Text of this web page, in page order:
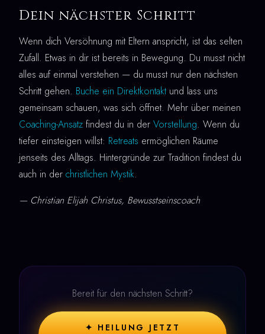
Dein nächster Schritt
Wenn dich Versöhnung mit Eltern anspricht, ist das selten
Zufall. Etwas in dir ist bereits in Bewegung. Du musst nicht
alles auf einmal verstehen — du musst nur den nächsten
Schritt gehen. Buche ein Direktkontakt und lass uns
gemeinsam schauen, was sich öffnet. Mehr über meinen
Coaching-Ansatz findest du in der Vorstellung. Wenn du
tiefer einsteigen willst: Retreats ermöglichen Räume
jenseits des Alltags. Hintergründe zur Tradition findest du
auch in der christlichen Mystik.
— Christian Elijah Christus, Bewusstseinscoach
Bereit für den nächsten Schritt?
✦ HEILUNG JETZT